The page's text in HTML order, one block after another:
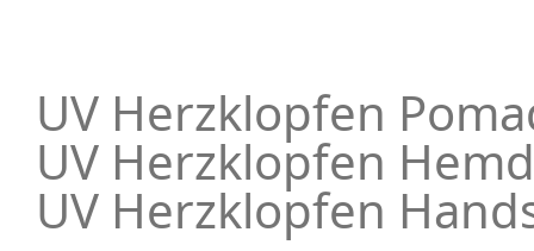
UV Herzklopfen
UV Herzklopfen
UV Herzklopfen